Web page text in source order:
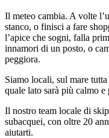
Il meteo cambia. A volte
stanco, o finisci a fare
l’apice che sogni, falla
innamori di un posto, o
peggiora.
Siamo locali, sul mare
quale lato sarà più calmo
Il nostro team locale di
subacquei, con oltre 20
aiutarti.